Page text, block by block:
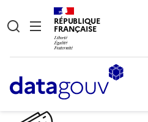
RÉPUBLIQUE
FRANÇAISE